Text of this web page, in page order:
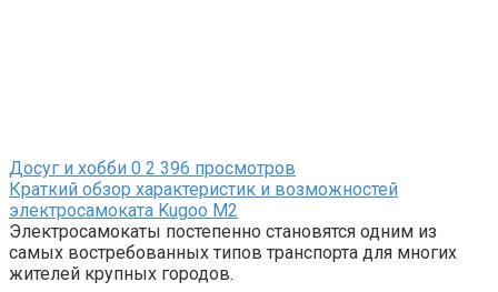
Досуг и хобби 0 2 396 просмотров
Краткий обзор характеристик и возможностей
электросамоката Kugoo M2
Электросамокаты постепенно становятся одним из
самых востребованных типов транспорта для многих
жителей крупных городов.